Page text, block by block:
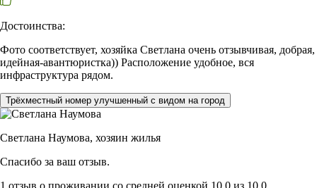
Достоинства:
Фото соответствует, хозяйка Светлана очень отзывчивая, добрая,
идейная-авантюристка)) Расположение удобное, вся
инфраструктура рядом.
Трёхместный номер улучшенный с видом на город
Светлана Наумова, хозяин жилья
Спасибо за ваш отзыв.